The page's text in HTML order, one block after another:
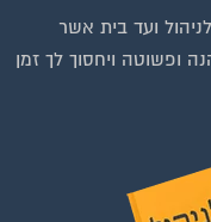
ועד בית אשר
ופשוטה ויחסוך לך זמן
בדף